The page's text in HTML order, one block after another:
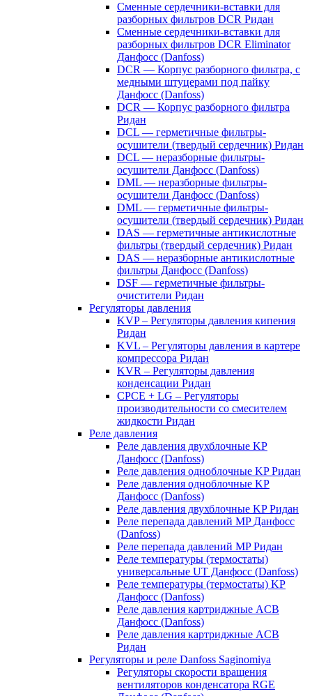
Сменные сердечники-вставки для
разборных фильтров DCR Ридан
Сменные сердечники-вставки для
разборных фильтров DCR Eliminator
Данфосс (Danfoss)
DCR — Корпус разборного фильтра, с
медными штуцерами под пайку
Данфосс (Danfoss)
DCR — Корпус разборного фильтра
Ридан
DCL — герметичные фильтры-
осушители (твердый сердечник) Ридан
DCL — неразборные фильтры-
осушители Данфосс (Danfoss)
DML — неразборные фильтры-
осушители Данфосс (Danfoss)
DML — герметичные фильтры-
осушители (твердый сердечник) Ридан
DAS — герметичные антикислотные
фильтры (твердый сердечник) Ридан
DAS — неразборные антикислотные
фильтры Данфосс (Danfoss)
DSF — герметичные фильтры-
очистители Ридан
Регуляторы давления
KVP – Регуляторы давления кипения
Ридан
KVL – Регуляторы давления в картере
компрессора Ридан
KVR – Регуляторы давления
конденсации Ридан
CPCE + LG – Регуляторы
производительности со смесителем
жидкости Ридан
Реле давления
Реле давления двухблочные KP
Данфосс (Danfoss)
Реле давления одноблочные KP Ридан
Реле давления одноблочные KP
Данфосс (Danfoss)
Реле давления двухблочные KP Ридан
Реле перепада давлений MP Данфосс
(Danfoss)
Реле перепада давлений MP Ридан
Реле температуры (термостаты)
универсальные UT Данфосс (Danfoss)
Реле температуры (термостаты) KP
Данфосс (Danfoss)
Реле давления картриджные ACB
Данфосс (Danfoss)
Реле давления картриджные ACB
Ридан
Регуляторы и реле Danfoss Saginomiya
Регуляторы скорости вращения
вентиляторов конденсатора RGE